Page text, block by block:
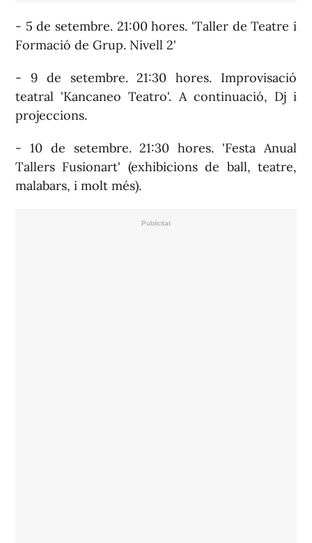
- 5 de setembre. 21:00 hores. 'Taller de Teatre i
Formació de Grup. Nivell 2'
- 9 de setembre. 21:30 hores. Improvisació
teatral 'Kancaneo Teatro'. A continuació, Dj i
projeccions.
- 10 de setembre. 21:30 hores. 'Festa Anual
Tallers Fusionart' (exhibicions de ball, teatre,
malabars, i molt més).